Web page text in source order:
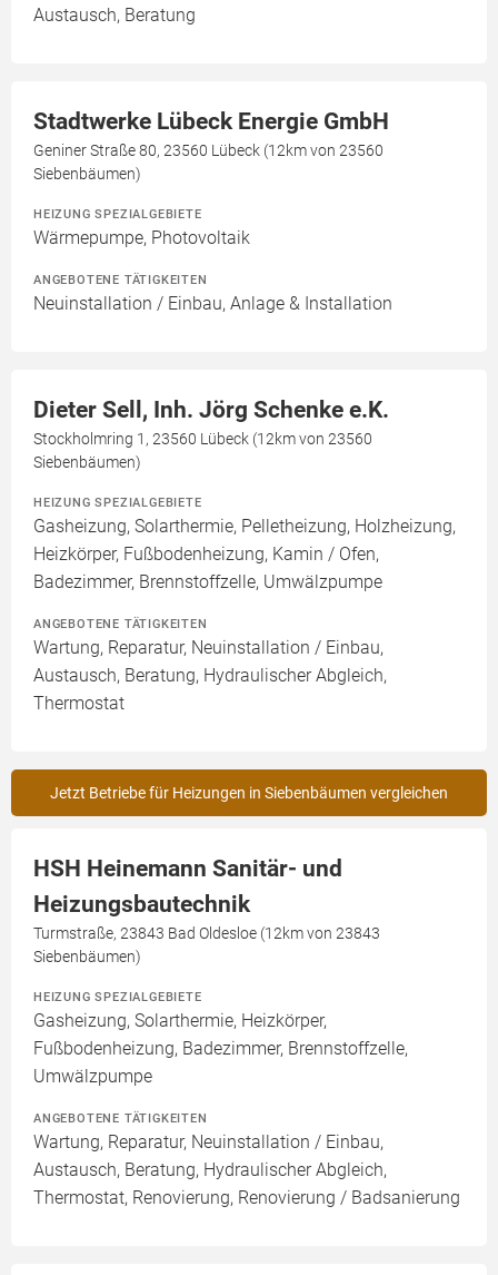
Austausch, Beratung
Stadtwerke Lübeck Energie GmbH
Geniner Straße 80, 23560 Lübeck (12km von 23560
Siebenbäumen)
HEIZUNG SPEZIALGEBIETE
Wärmepumpe, Photovoltaik
ANGEBOTENE TÄTIGKEITEN
Neuinstallation / Einbau, Anlage & Installation
Dieter Sell, Inh. Jörg Schenke e.K.
Stockholmring 1, 23560 Lübeck (12km von 23560
Siebenbäumen)
HEIZUNG SPEZIALGEBIETE
Gasheizung, Solarthermie, Pelletheizung, Holzheizung,
Heizkörper, Fußbodenheizung, Kamin / Ofen,
Badezimmer, Brennstoffzelle, Umwälzpumpe
ANGEBOTENE TÄTIGKEITEN
Wartung, Reparatur, Neuinstallation / Einbau,
Austausch, Beratung, Hydraulischer Abgleich,
Thermostat
Jetzt Betriebe für Heizungen in Siebenbäumen vergleichen
HSH Heinemann Sanitär- und
Heizungsbautechnik
Turmstraße, 23843 Bad Oldesloe (12km von 23843
Siebenbäumen)
HEIZUNG SPEZIALGEBIETE
Gasheizung, Solarthermie, Heizkörper,
Fußbodenheizung, Badezimmer, Brennstoffzelle,
Umwälzpumpe
ANGEBOTENE TÄTIGKEITEN
Wartung, Reparatur, Neuinstallation / Einbau,
Austausch, Beratung, Hydraulischer Abgleich,
Thermostat, Renovierung, Renovierung / Badsanierung